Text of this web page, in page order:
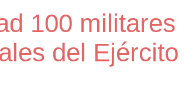
100 militares
del Ejército